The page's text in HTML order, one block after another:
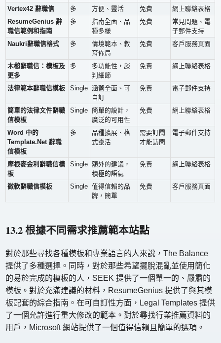
Vertex42 辭職信
多 方便、靈活 免費
網上聯絡表格
ResumeGenius 辭
職信範例和指南
多
指南全面、品
種多樣
免費
常見問題、電
子郵件支持
Naukri辭職信格式
多
情境範本、教
育佈局
免費 客戶服務頁面
木槌辭職信：模板及
更多
多
多功能性，談
判細節
免費 網上聯絡表格
法律範本辭職信模板 Single 涵蓋全面、可
自訂
免費 電子郵件支持
簡單的法律文件辭職
信模板
Single 簡單的設計，
廣泛的可用性
免費 網上聯絡表格
Word 中的
Template.Net 辭職
信模板
多
品種擴展、格
式靈活
需要訂閱
才能訪問
電子郵件支持
摩根麥金利辭職信模
板
Single 額外的建議，
積極的語氣
免費 網上聯絡表格
微軟辭職信模板 Single 值得信賴的品
牌，簡單
免費 客戶服務頁面
13.2 根據不同需求推薦範本站點
對於那些尋找各種模板和專業語言的人來說，The Balance
提供了多種選擇。同時，對於那些希望擺脫混亂並使用簡化
的易於完成的模板的人，SEEK 提供了一個單一的、嚴肅的
模板。對於充滿建議的材料，ResumeGenius 提供了與其模
板配套的綜合指南。在可自訂性方面，Legal Templates 提供
了一個允許進行重大修改的範本。對於尋找行業推薦資料的
用戶，Microsoft 網站提供了一個值得信賴且簡單的選項。